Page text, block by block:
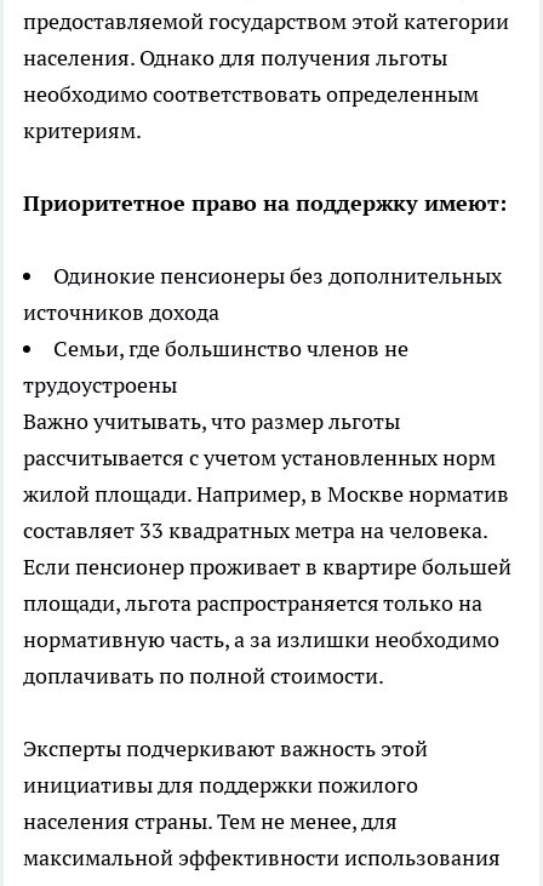
предоставляемой государством этой категории
населения. Однако для получения льготы
необходимо соответствовать определенным
критериям.
Приоритетное право на поддержку имеют:
Одинокие пенсионеры без дополнительных
источников дохода
Семьи, где большинство членов не
трудоустроены
Важно учитывать, что размер льготы
рассчитывается с учетом установленных норм
жилой площади. Например, в Москве норматив
составляет 33 квадратных метра на человека.
Если пенсионер проживает в квартире большей
площади, льгота распространяется только на
нормативную часть, а за излишки необходимо
доплачивать по полной стоимости.
Эксперты подчеркивают важность этой
инициативы для поддержки пожилого
населения страны. Тем не менее, для
максимальной эффективности использования